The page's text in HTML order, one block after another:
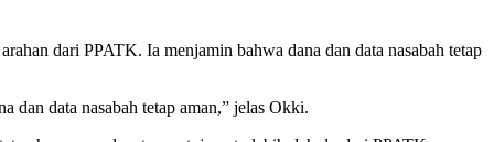
dari PPATK. Ia menjamin bahwa dana dan data nasabah tetap
dan data nasabah tetap aman,” jelas Okki.